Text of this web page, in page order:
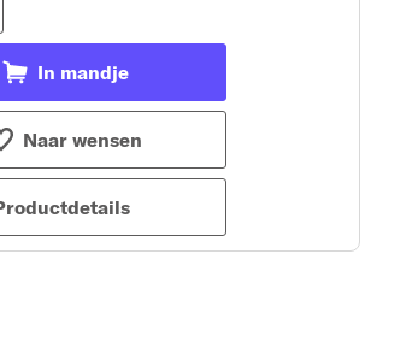
In mandje
Naar wensen